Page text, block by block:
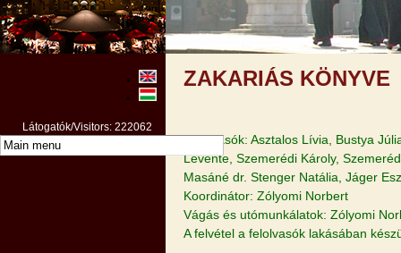
ZAKARIÁS KÖNYVE
Felolvasók: Asztalos Lívia, Bustya
Levente, Szemerédi Károly,
Masáné dr. Stenger Natália, Jáger
Koordinátor: Zólyomi Norbert
Vágás és utómunkálatok: Zólyomi
A felvétel a felolvasók lakásában
Látogatók/Visitors: 222062